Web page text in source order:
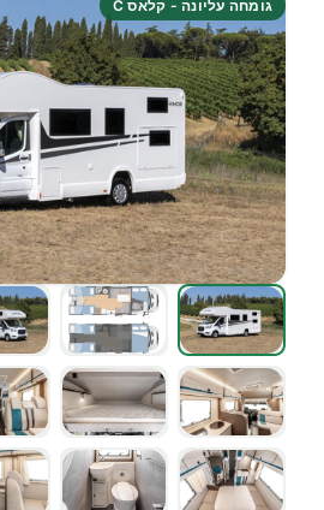
גומחה עליונה - קלאס C